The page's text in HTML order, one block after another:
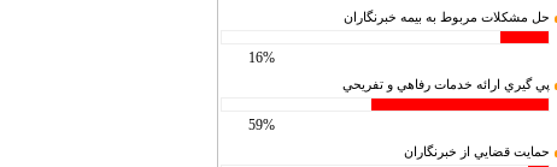
حل مشكلات مربوط به بيمه خبرنگاران
16%
پي گيري ارائه خدمات رفاهي و تفريحي
59%
حمايت قضايي از خبرنگاران